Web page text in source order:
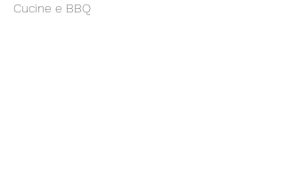
Cucine e BBQ